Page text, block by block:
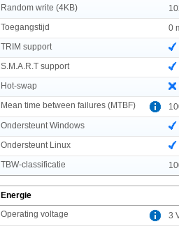
Random write (4KB)
Toegangstijd
0
TRIM support
S.M.A.R.T support
Hot-swap
Mean time between failures (MTBF)
Ondersteunt Windows
Ondersteunt Linux
TBW-classificatie
Energie
Operating voltage
3